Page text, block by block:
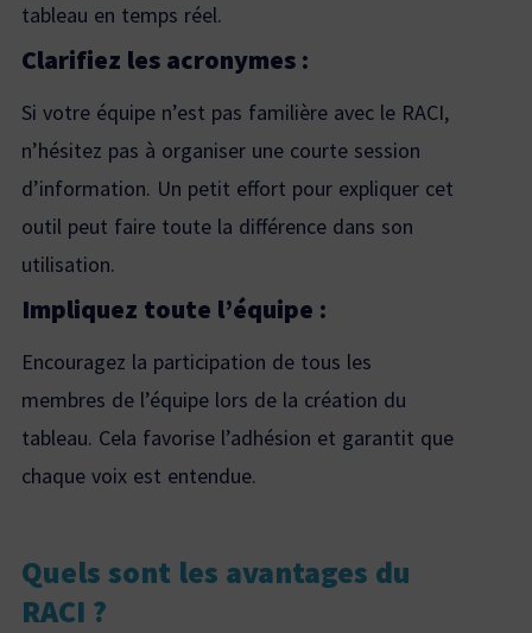
tableau en temps réel.
Clarifiez les acronymes :
Si votre équipe n’est pas familière avec le RACI,
n’hésitez pas à organiser une courte session
d’information. Un petit effort pour expliquer cet
outil peut faire toute la différence dans son
utilisation.
Impliquez toute l’équipe :
Encouragez la participation de tous les
membres de l’équipe lors de la création du
tableau. Cela favorise l’adhésion et garantit que
chaque voix est entendue.
Quels sont les avantages du
RACI ?